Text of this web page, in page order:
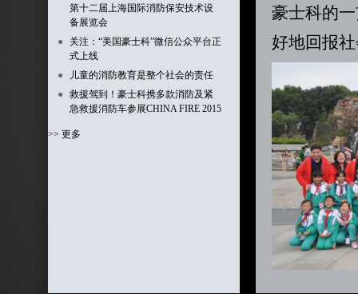
第十二届上海国际消防保安技术设
备展览会
●
关注：“美国豪士科”微信公众平台正
式上线
●
儿童的消防教育是整个社会的责任
●
救援驾到！豪士科携多款消防及紧
急救援消防车参展CHINA FIRE 2015
>> 更多
豪士科的
好地回报